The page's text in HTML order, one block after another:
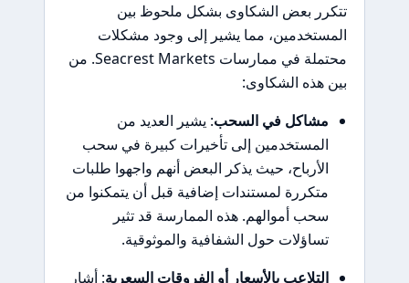
تتكرر بعض الشكاوى بشكل ملحوظ بين
المستخدمين، مما يشير إلى وجود مشكلات
محتملة في ممارسات Seacrest Markets. من
بين هذه الشكاوى:
مشاكل في السحب: يشير العديد من
المستخدمين إلى تأخيرات كبيرة في سحب
الأرباح، حيث يذكر البعض أنهم واجهوا طلبات
متكررة لمستندات إضافية قبل أن يتمكنوا من
سحب أموالهم. هذه الممارسة قد تثير
تساؤلات حول الشفافية والموثوقية.
التلاعب بالأسعار أو الفروقات السعرية: أشار